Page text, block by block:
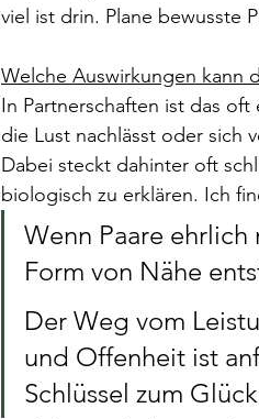
viel ist drin. Plane bewusste
Welche Auswirkungen kann
In Partnerschaften ist das
die Lust nachlässt oder sich
Dabei steckt dahinter oft
biologisch zu erklären. Ich
Wenn Paare
Form von Nähe
Der Weg vom
und Offenheit ist
Schlüssel zum